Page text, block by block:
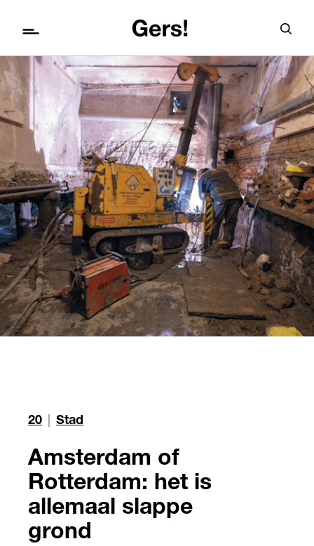
20 Stad
Amsterdam of
Rotterdam: het is
allemaal slappe
grond